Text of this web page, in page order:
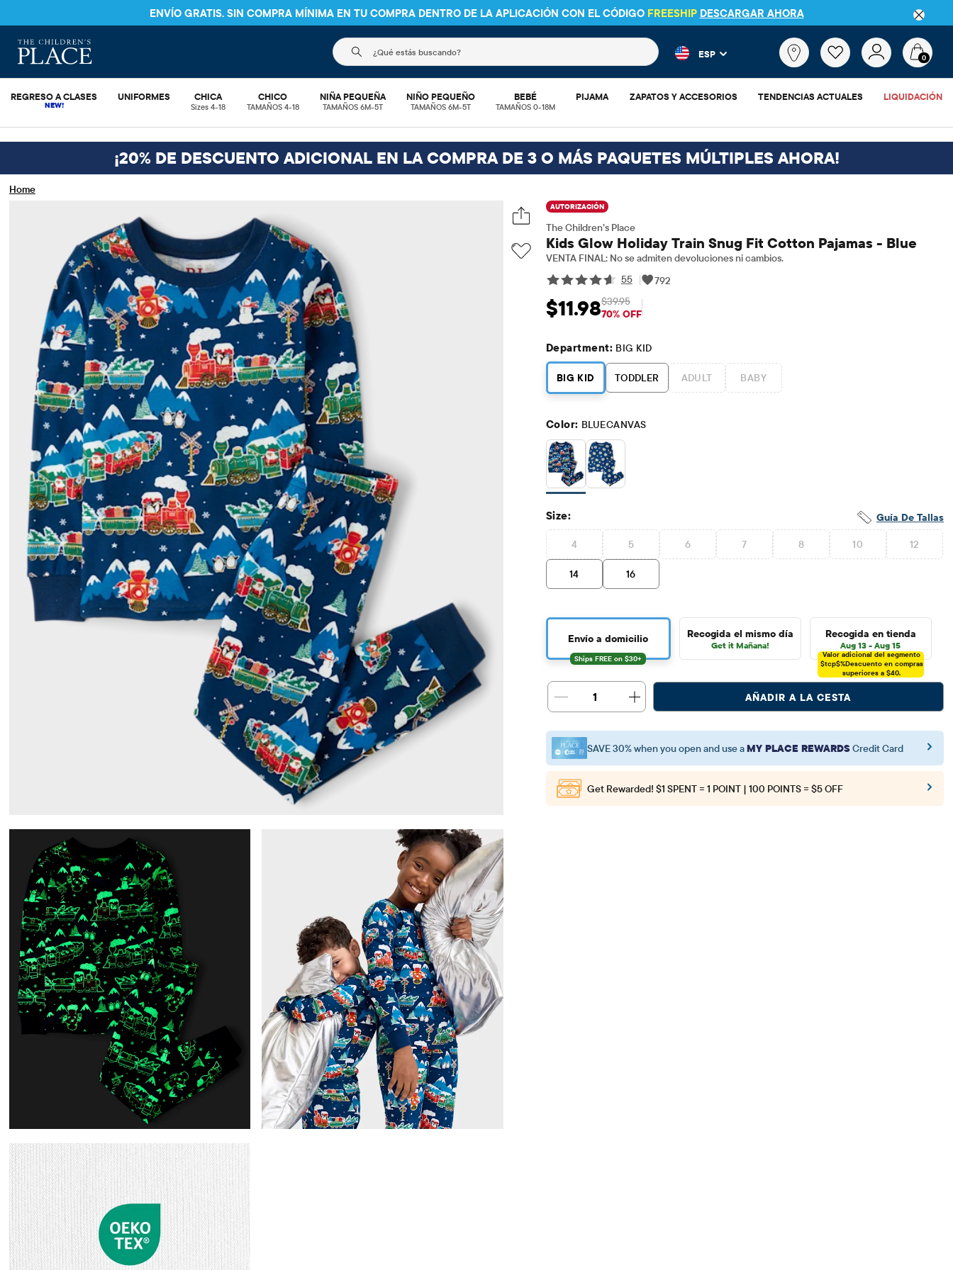
ENVÍO GRATIS. SIN COMPRA MÍNIMA EN TU COMPRA DENTRO DE LA APLICACIÓN CON EL CÓDIGO FREESHIP DESCARGAR AHORA
El siguiente campo de búsqueda filtra las búsquedas más populares y los resultados de productos a medida que
¿Qué
estás
ESP 0
REGRESO A CLASES UNIFORMES CHICA
Sizes 4-18
CHICO
TAMAÑOS 4-18
NIÑA PEQUEÑA
TAMAÑOS 6M-5T
NIÑO PEQUEÑO
TAMAÑOS 6M-5T
BEBÉ
TAMAÑOS 0-18M
PIJAMA ZAPATOS Y ACCESORIOS TENDENCIAS ACTUALES LIQUIDACIÓN
¡20% DE DESCUENTO ADICIONAL EN LA COMPRA DE 3 O MÁS PAQUETES MÚLTIPLES AHORA!
Home
AUTORIZACIÓN
The Children’s Place
Kids Glow Holiday Train Snug Fit Cotton Pajamas - Blue
VENTA FINAL: No se admiten devoluciones ni cambios.
55 | 792
Precio de venta: $11.98
$11.98 Precio original: $39.95
$39.95
70% OFF
Department: BIG KID
BIG KID TODDLER ADULT BABY
Color: BLUECANVAS
Guía De Tallas
Size:
4 5 6 7 8 10 12
14 16
Envío a domicilio Recogida el mismo día
Get it Mañana!
Recogida en tienda
Aug 13 - Aug 15
Valor adicional del segmento
$tcp$%Descuento en compras
superiores a $40.
1 AÑADIR A LA CESTA
SAVE 30% when you open and use aMY PLACE REWARDSCredit Card
Get Rewarded! $1 SPENT = 1 POINT | 100 POINTS = $5 OFF